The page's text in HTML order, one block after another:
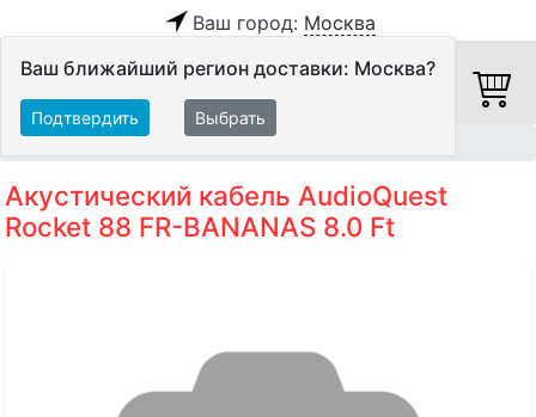
Ваш город: Москва
Ваш ближайший регион доставки: Москва?
Подтвердить Выбрать
Акустический кабель AudioQuest
Rocket 88 FR-BANANAS 8.0 Ft